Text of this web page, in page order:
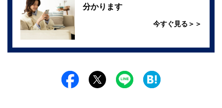
分かります
今すぐ見る＞＞